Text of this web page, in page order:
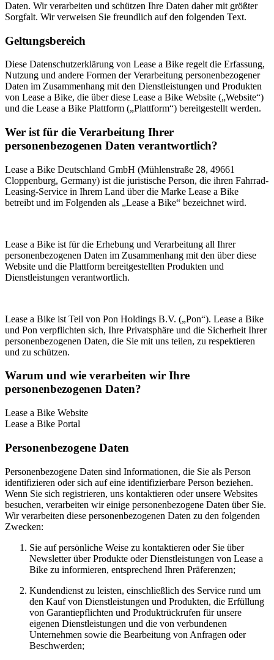
Daten. Wir verarbeiten und schützen Ihre Daten daher mit größter
Sorgfalt. Wir verweisen Sie freundlich auf den folgenden Text.
Geltungsbereich
Diese Datenschutzerklärung von Lease a Bike regelt die Erfassung,
Nutzung und andere Formen der Verarbeitung personenbezogener
Daten im Zusammenhang mit den Dienstleistungen und Produkten
von Lease a Bike, die über diese Lease a Bike Website („Website“)
und die Lease a Bike Plattform („Plattform“) bereitgestellt werden.
Wer ist für die Verarbeitung Ihrer
personenbezogenen Daten verantwortlich?
Lease a Bike Deutschland GmbH (Mühlenstraße 28, 49661
Cloppenburg, Germany) ist die juristische Person, die ihren Fahrrad-
Leasing-Service in Ihrem Land über die Marke Lease a Bike
betreibt und im Folgenden als „Lease a Bike“ bezeichnet wird.
Lease a Bike ist für die Erhebung und Verarbeitung all Ihrer
personenbezogenen Daten im Zusammenhang mit den über diese
Website und die Plattform bereitgestellten Produkten und
Dienstleistungen verantwortlich.
Lease a Bike ist Teil von Pon Holdings B.V. („Pon“). Lease a Bike
und Pon verpflichten sich, Ihre Privatsphäre und die Sicherheit Ihrer
personenbezogenen Daten, die Sie mit uns teilen, zu respektieren
und zu schützen.
Warum und wie verarbeiten wir Ihre
personenbezogenen Daten?
Lease a Bike Website
Lease a Bike Portal
Personenbezogene Daten
Personenbezogene Daten sind Informationen, die Sie als Person
identifizieren oder sich auf eine identifizierbare Person beziehen.
Wenn Sie sich registrieren, uns kontaktieren oder unsere Websites
besuchen, verarbeiten wir einige personenbezogene Daten über Sie.
Wir verarbeiten diese personenbezogenen Daten zu den folgenden
Zwecken:
Sie auf persönliche Weise zu kontaktieren oder Sie über
Newsletter über Produkte oder Dienstleistungen von Lease a
Bike zu informieren, entsprechend Ihren Präferenzen;
Kundendienst zu leisten, einschließlich des Service rund um
den Kauf von Dienstleistungen und Produkten, die Erfüllung
von Garantiepflichten und Produktrückrufen für unsere
eigenen Dienstleistungen und die von verbundenen
Unternehmen sowie die Bearbeitung von Anfragen oder
Beschwerden;